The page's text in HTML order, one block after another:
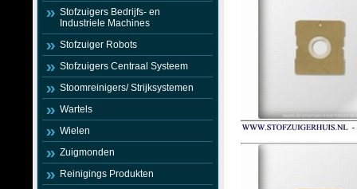
Stofzuigers Bedrijfs- en
Industriele Machines
Stofzuiger Robots
Stofzuigers Centraal Systeem
Stoomreinigers/ Strijksystemen
Wartels
Wielen
Zuigmonden
Reinigings Produkten